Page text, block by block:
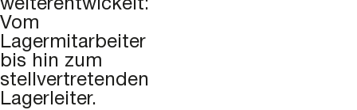
weiterentwickelt:
Vom
Lagermitarbeiter
bis hin zum
stellvertretenden
Lagerleiter.